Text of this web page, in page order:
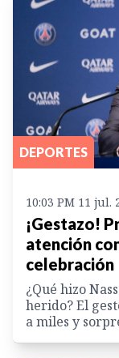
DEPORTES
10:03 PM 11 jul.
¡Gestazo!
atención
celebración
¿Qué hizo
herido? El
a miles y